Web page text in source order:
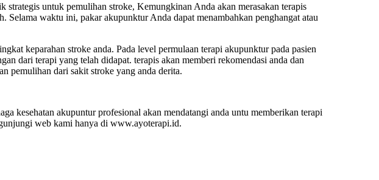
untuk pemulihan stroke, Kemungkinan Anda akan merasakan terapis
waktu ini, pakar akupunktur Anda dapat menambahkan penghangat atau
keparahan stroke anda. Pada level permulaan terapi akupunktur pada pasien
dari terapi yang telah didapat. terapis akan memberi rekomendasi anda dan
pemulihan dari sakit stroke yang anda derita.
kesehatan akupuntur profesional akan mendatangi anda untu memberikan terapi
web kami hanya di www.ayoterapi.id.